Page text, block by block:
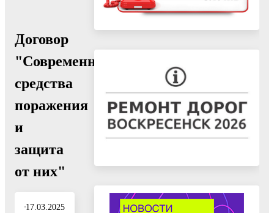
Договор
"Современные
средства
поражения
и
защита
от них"
17.03.2025